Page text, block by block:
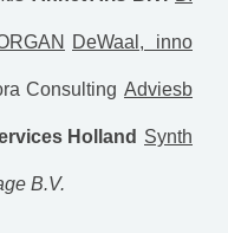
DeWaal, inno
Consulting Adviesb
Holland Synth
B.V.